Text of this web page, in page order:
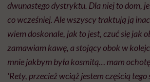
dwunastego dystryktu. Dla niej to dom,
co wcześniej. Ale wszyscy traktują ją
wiem doskonale, jak to jest, czuć się jak
zamawiam kawę, a stojący obok w
mnie jakbym była kosmitą… mam
‘Rety, przecież wciąż jestem częścią